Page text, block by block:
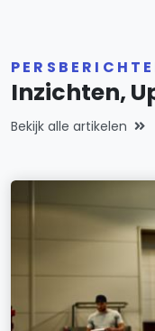
Inzichten,
Bekijk alle artikelen